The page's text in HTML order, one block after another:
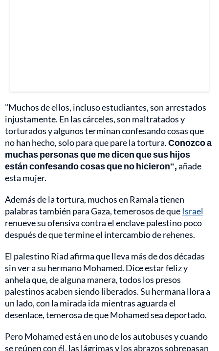
"Muchos de ellos, incluso estudiantes, son arrestados
injustamente. En las cárceles, son maltratados y
torturados y algunos terminan confesando cosas que
no han hecho, solo para que pare la tortura.Conozco a
muchas personas que me dicen que sus hijos
están confesando cosas que no hicieron",añade
esta mujer.
Además de la tortura, muchos en Ramala tienen
palabras también para Gaza, temerosos de queIsrael
renueve su ofensiva contra el enclave palestino poco
después de que termine el intercambio de rehenes.
El palestino Riad afirma que lleva más de dos décadas
sin ver a su hermano Mohamed. Dice estar feliz y
anhela que, de alguna manera, todos los presos
palestinos acaben siendo liberados. Su hermana llora a
un lado, con la mirada ida mientras aguarda el
desenlace, temerosa de que Mohamed sea deportado.
Pero Mohamed está en uno de los autobuses y cuando
se reúnen con él, las lágrimas y los abrazos sobrepasan